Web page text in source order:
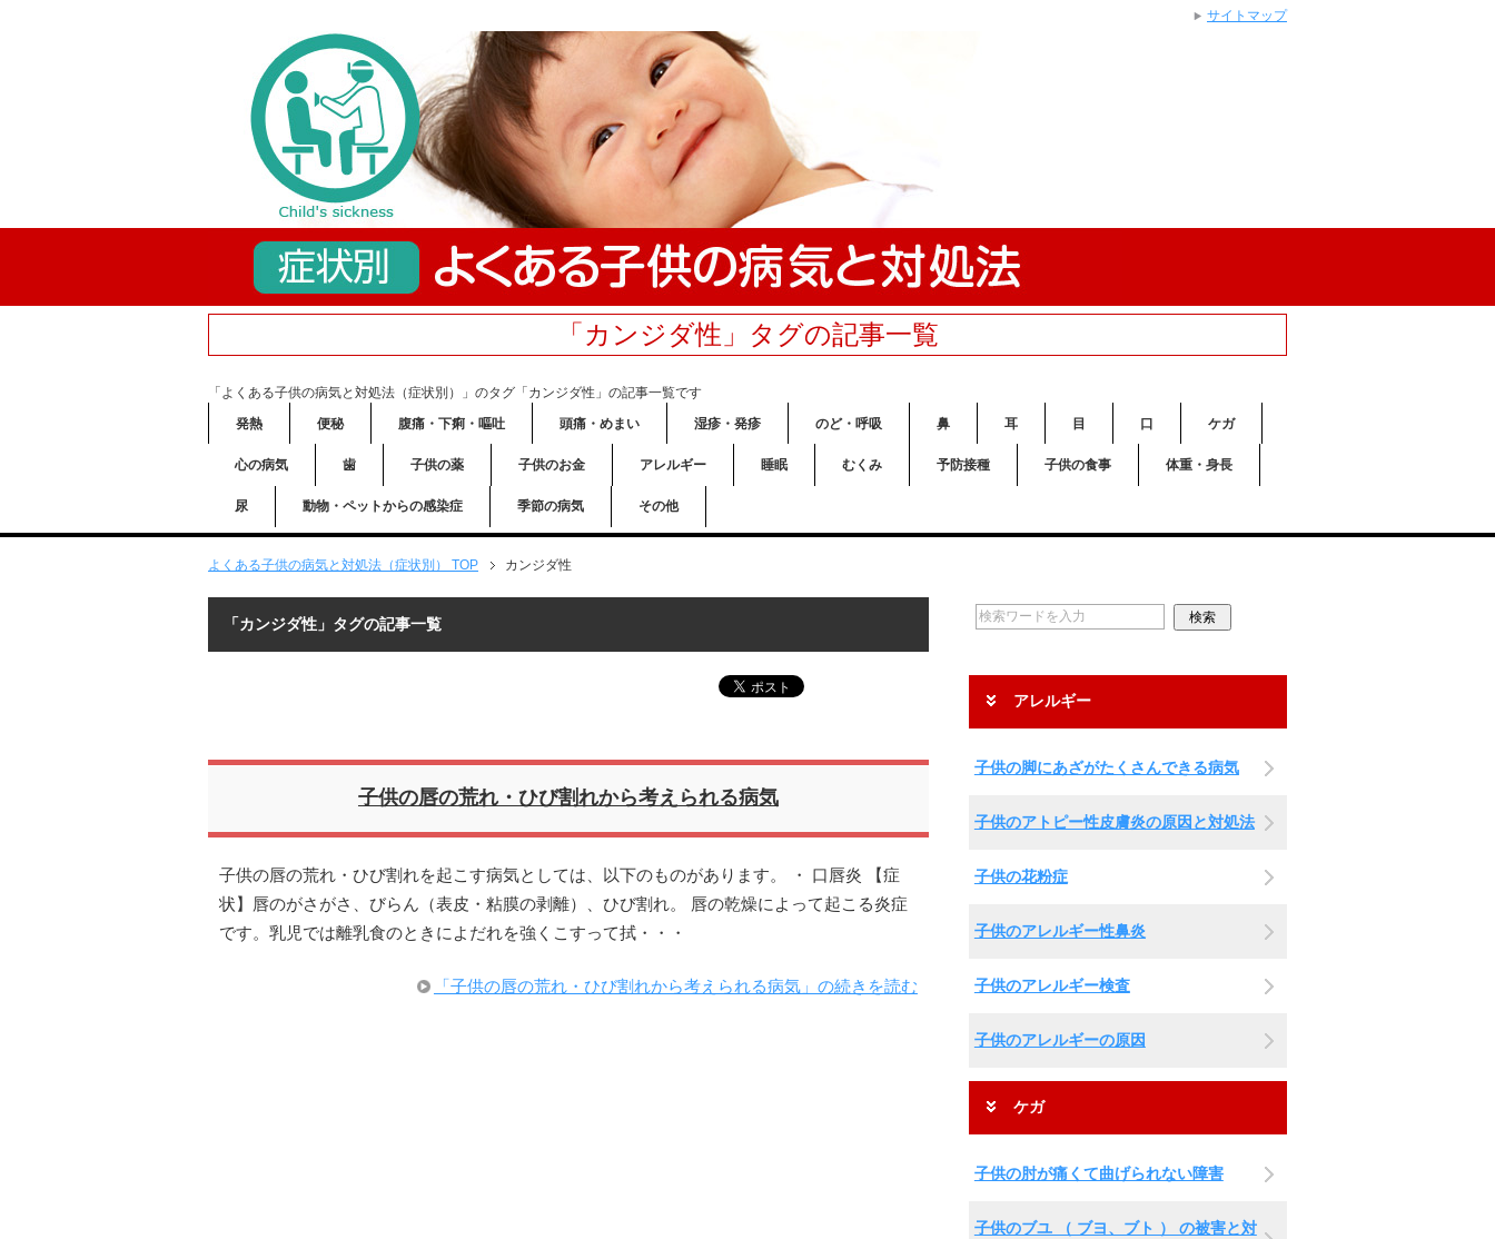
「カンジダ性」タグの記事一覧
「よくある子供の病気と対処法（症状別）」のタグ「カンジダ性」の記事一覧です
発熱
便秘 腹痛・下痢・嘔吐 頭痛・めまい 湿疹・発疹 のど・呼吸 鼻 耳 目 口 ケガ
心の病気 歯 子供の薬 子供のお金 アレルギー 睡眠 むくみ 予防接種 子供の食事 体重・身長
尿 動物・ペットからの感染症 季節の病気 その他
よくある子供の病気と対処法（症状別） TOP カンジダ性
「カンジダ性」タグの記事一覧
子供の唇の荒れ・ひび割れから考えられる病気
子供の唇の荒れ・ひび割れを起こす病気としては、以下のものがあります。 ・ 口唇炎 【症
状】唇のがさがさ、びらん（表皮・粘膜の剥離）、ひび割れ。 唇の乾燥によって起こる炎症
です。乳児では離乳食のときによだれを強くこすって拭・・・
「子供の唇の荒れ・ひび割れから考えられる病気」の続きを読む
アレルギー
子供の脚にあざがたくさんできる病気
子供のアトピー性皮膚炎の原因と対処法
子供の花粉症
子供のアレルギー性鼻炎
子供のアレルギー検査
子供のアレルギーの原因
ケガ
子供の肘が痛くて曲げられない障害
子供のブユ （ ブヨ、ブト ） の被害と対
サイトマップ